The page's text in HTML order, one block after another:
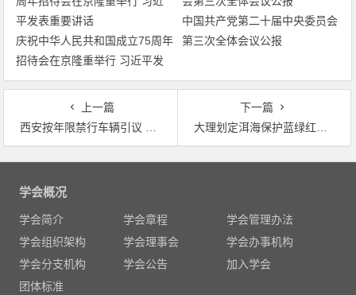
庆祝中华人民共和国成立75周年
招待会在京隆重举行 习近平发
表重要讲话
中国共产党第二十届中央委员会
第三次全体会议公报
上一篇
西安按年限禁行车辆引议 环保局回应称方便市民理解
下一篇
大理划定洱海保护蓝绿红线 实施湖滨缓冲带生态修复与湿地建设工程
文
学会概况
学会简介 学会章程
学会管理办法
学会组织架构
学会理事会
学会办事机构
学会分支机构
学会公告
加入学会
团体标准